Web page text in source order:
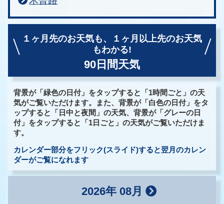
１ヶ月先のお天気も、
１ヶ月以上先のお天気
もわかる!
90日間天気
背景が「緑色の日付」をタップすると「1時間ごと」の天
気がご覧いただけます。また、背景が「白色の日付」をタ
ップすると「日中と夜間」の天気、背景が「グレーの日
付」をタップすると「1日ごと」の天気がご覧いただけま
す。
カレンダー部分をフリック(スライド)すると翌月のカレン
ダーがご覧になれます
2026年 08月